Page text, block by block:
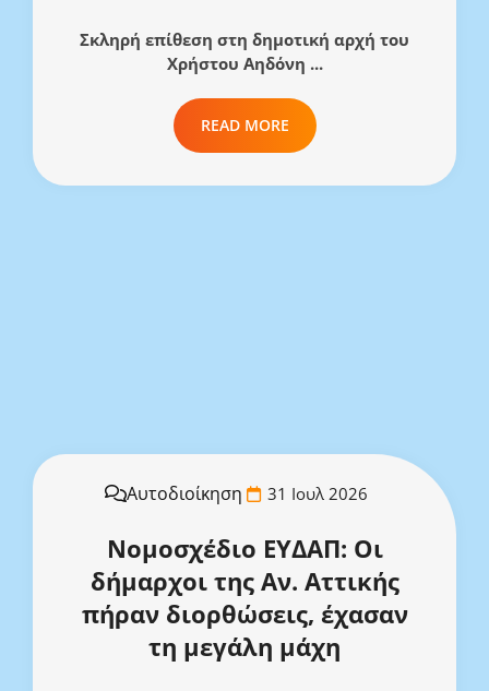
Σκληρή επίθεση στη δημοτική αρχή του
Χρήστου Αηδόνη ...
READ MORE
Αυτοδιοίκηση 31 Ιουλ 2026
Νομοσχέδιο ΕΥΔΑΠ: Οι
δήμαρχοι της Αν. Αττικής
πήραν διορθώσεις, έχασαν
τη μεγάλη μάχη